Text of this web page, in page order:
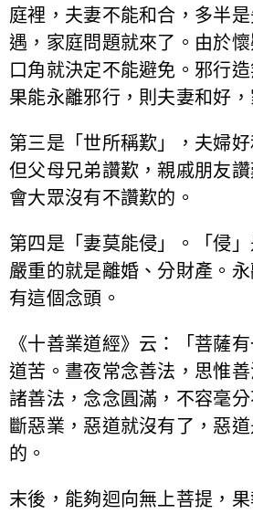
庭裡，夫妻不能和合，多半
遇，家庭問題就來了。由於懷
口角就決定不能避免。邪行
果能永離邪行，則夫妻和好，
第三是「世所稱歎」，夫婦
但父母兄弟讚歎，親戚朋友
會大眾沒有不讚歎的。
第四是「妻莫能侵」。「侵
嚴重的就是離婚、分財產。
有這個念頭。
《十善業道經》云：「菩薩
道苦。晝夜常念善法，思惟
諸善法，念念圓滿，不容毫
斷惡業，惡道就沒有了，惡
的。
末後，能夠迴向無上菩提，